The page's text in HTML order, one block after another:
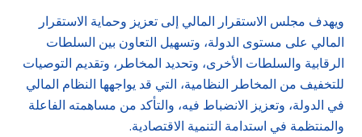
ويهدف مجلس الاستقرار المالي إلى تعزيز وحماية الاستقرار
المالي على مستوى الدولة، وتسهيل التعاون بين السلطات
الرقابية والسلطات الأخرى، وتحديد المخاطر، وتقديم التوصيات
للتخفيف من المخاطر النظامية، التي قد يواجهها النظام المالي
في الدولة، وتعزيز الانضباط فيه، والتأكد من مساهمته الفاعلة
والمنتظمة في استدامة التنمية الاقتصادية.